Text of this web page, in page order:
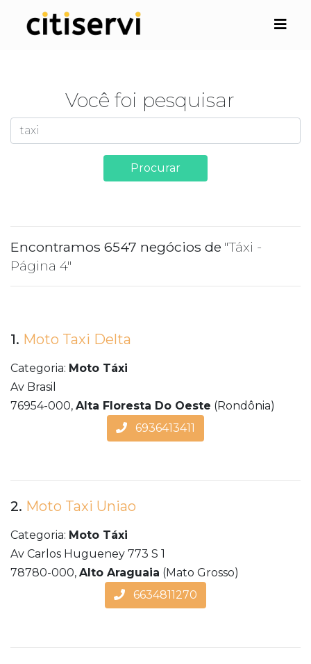
Você foi pesquisar
Procurar
Encontramos 6547 negócios de "Táxi -
Página 4"
1. Moto Taxi Delta
Categoria: Moto Táxi
Av Brasil
76954-000, Alta Floresta Do Oeste (Rondônia)
6936413411
2. Moto Taxi Uniao
Categoria: Moto Táxi
Av Carlos Hugueney 773 S 1
78780-000, Alto Araguaia (Mato Grosso)
6634811270